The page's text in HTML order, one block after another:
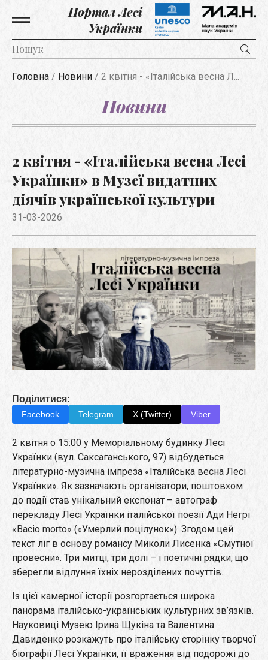
Портал Лесі
Українки
Головна / Новини / 2 квітня - «Італійська весна Л...
Новини
2 квітня - «Італійська весна Лесі
Українки» в Музеї видатних
діячів української культури
31-03-2026
Поділитися:
Facebook Telegram X (Twitter) Viber
2 квітня о 15:00 у Меморіальному будинку Лесі
Українки (вул. Саксаганського, 97) відбудеться
літературно-музична імпреза «Італійська весна Лесі
Українки». Як зазначають організатори, поштовхом
до події став унікальний експонат – автограф
перекладу Лесі Українки італійської поезії Ади Негрі
«Bacio morto» («Умерлий поцілунок»). Згодом цей
текст ліг в основу романсу Миколи Лисенка «Смутної
провесни». Три митці, три долі – і поетичні рядки, що
зберегли відлуння їхніх нерозділених почуттів.
Із цієї камерної історії розгортається широка
панорама італійсько-українських культурних зв’язків.
Науковиці Музею Ірина Щукіна та Валентина
Давиденко розкажуть про італійську сторінку творчої
біографії Лесі Українки, її враження від подорожі до